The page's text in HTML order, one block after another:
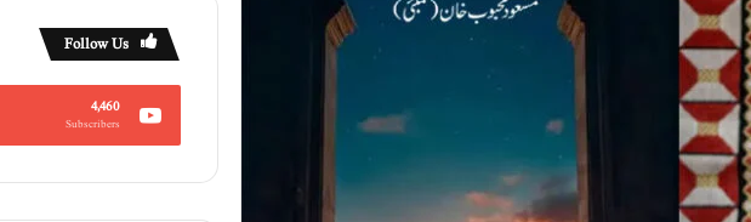
Follow Us
4,460
Subscribers